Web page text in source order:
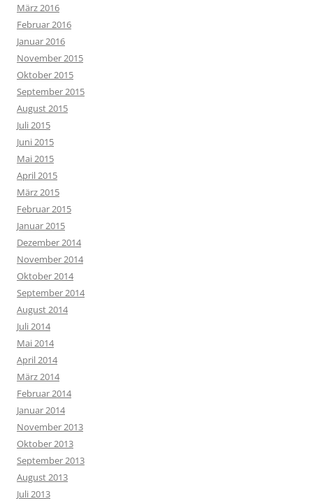
März 2016
Februar 2016
Januar 2016
November 2015
Oktober 2015
September 2015
August 2015
Juli 2015
Juni 2015
Mai 2015
April 2015
März 2015
Februar 2015
Januar 2015
Dezember 2014
November 2014
Oktober 2014
September 2014
August 2014
Juli 2014
Mai 2014
April 2014
März 2014
Februar 2014
Januar 2014
November 2013
Oktober 2013
September 2013
August 2013
Juli 2013